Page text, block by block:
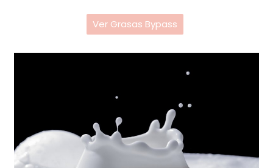
Ver Grasas Bypass